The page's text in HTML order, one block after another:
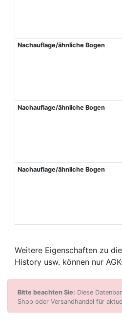
Nachauflage/ähnliche Bogen
Nachauflage/ähnliche Bogen
Nachauflage/ähnliche Bogen
Weitere Eigenschaften zu
History usw. können nur
Bitte beachten Sie: Diese
Shop oder Versandhandel für